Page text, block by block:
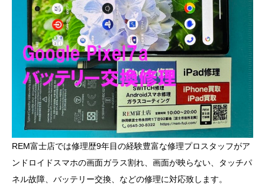
REM富士店では修理歴9年目の経験豊富な修理プロスタッフがア
ンドロイドスマホの画面ガラス割れ、画面が映らない、タッチパ
ネル故障、バッテリー交換、などの修理に対応致します。